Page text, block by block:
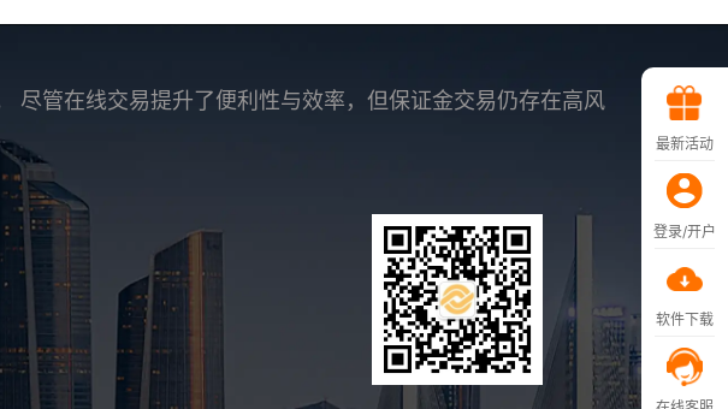
尽管在线交易提升了便利性与效率，但保证金交易仍存在高风
最新活动
登录/开户
软件下载